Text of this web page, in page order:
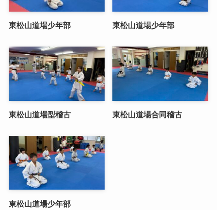
東松山道場少年部 東松山道場少年部
東松山道場型稽古 東松山道場合同稽古
東松山道場少年部